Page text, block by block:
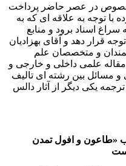
خصوص در عصر حاضر پرداخت
با توجه به علاقه ای که به
اسناد برود و منابع
قرار دهد و آقای بهزادیان
و متخصصان علم
میکروب شناسی است و بیش از ۸۰ مقاله علمی داخلی و خارجی و
مسائل بین رشته ای تالیف
یکی دیگر از آثار دالس
«طاعون و افول تمدن